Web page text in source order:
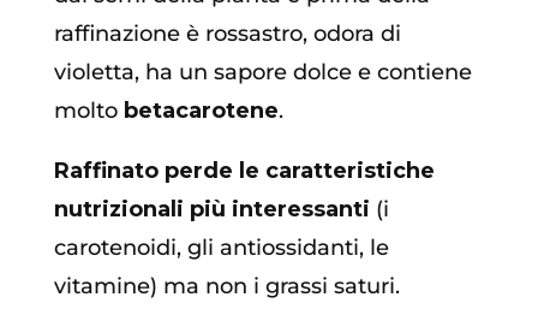
raffinazione è rossastro, odora di
violetta, ha un sapore dolce e contiene
molto betacarotene.
Raffinato perde le caratteristiche
nutrizionali più interessanti (i
carotenoidi, gli antiossidanti, le
vitamine) ma non i grassi saturi.